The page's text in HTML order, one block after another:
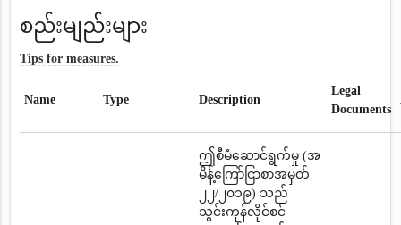
စည်းမျည်းများ
Tips for measures.
Name Type Description
Legal
Documents
ဤစီမံဆောင်ရွက်မှု (အ
မိန့်ကြော်ငြာစာအမှတ်
၂၂/၂၀၁၉) သည်
သွင်းကုန်လိုင်စင်